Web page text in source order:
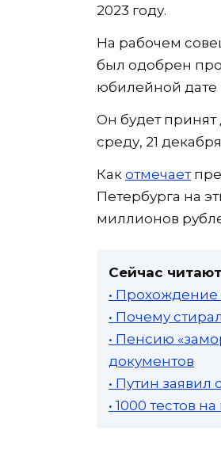
2023 году.
На рабочем
был одобрен
юбилейной дате
Он будет принят
среду, 21
Как отмечает
Петербурга на
миллионов
Сейчас
• Прохождение
• Почему
• Пенсию
документов
• Путин
• 1000 тестов